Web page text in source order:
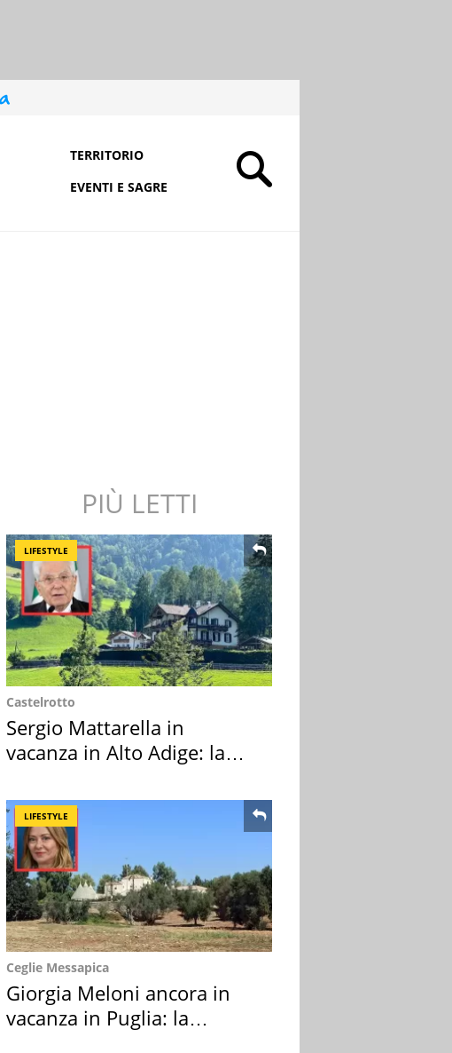
TERRITORIO
EVENTI E SAGRE
PIÙ LETTI
LIFESTYLE
Castelrotto
Sergio Mattarella in
vacanza in Alto Adige: la
LIFESTYLE
Ceglie Messapica
Giorgia Meloni ancora in
vacanza in Puglia: la